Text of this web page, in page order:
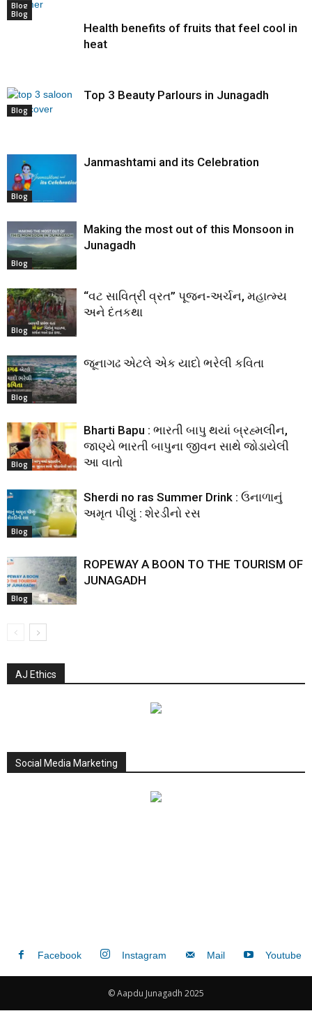
Blog
Blog
Health benefits of fruits that feel cool in
heat
Blog
Top 3 Beauty Parlours in Junagadh
Blog
Janmashtami and its Celebration
Blog
Making the most out of this Monsoon in
Junagadh
Blog
“વટ સાવિત્રી વ્રત” પૂજન-અર્ચન, મહાત્મ્ય
અને દંતકથા
Blog
જૂનાગઢ એટલે એક યાદો ભરેલી કવિતા
Blog
Bharti Bapu : ભારતી બાપુ થયાં બ્રહ્મલીન,
જાણ્યે ભારતી બાપુના જીવન સાથે જોડાયેલી
આ વાતો
Blog
Sherdi no ras Summer Drink : ઉનાળાનું
અમૃત પીણું : શેરડીનો રસ
Blog
ROPEWAY A BOON TO THE TOURISM OF
JUNAGADH
AJ Ethics
Social Media Marketing
Facebook Instagram Mail Youtube
© Aapdu Junagadh 2025